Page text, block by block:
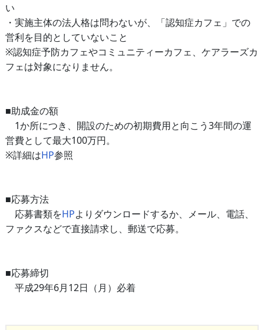
い
・実施主体の法人格は問わないが、「認知症カフェ」での
営利を目的としていないこと
※認知症予防カフェやコミュニティーカフェ、ケアラーズカ
フェは対象になりません。
■助成金の額
1か所につき、開設のための初期費用と向こう3年間の運
営費として最大100万円。
※詳細はHP参照
■応募方法
応募書類をHPよりダウンロードするか、メール、電話、
ファクスなどで直接請求し、郵送で応募。
■応募締切
平成29年6月12日（月）必着